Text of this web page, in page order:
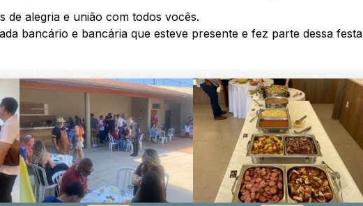
de alegria e união com todos vocês.
bancário e bancária que esteve presente e fez parte dessa festa